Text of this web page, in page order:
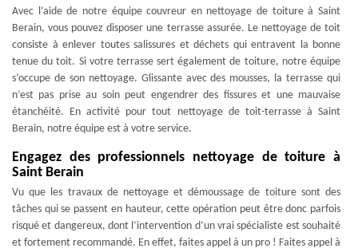
Avec l’aide de notre équipe couvreur en nettoyage de toiture à Saint
Berain, vous pouvez disposer une terrasse assurée. Le nettoyage de toit
consiste à enlever toutes salissures et déchets qui entravent la bonne
tenue du toit. Si votre terrasse sert également de toiture, notre équipe
s’occupe de son nettoyage. Glissante avec des mousses, la terrasse qui
n’est pas prise au soin peut engendrer des fissures et une mauvaise
étanchéité. En activité pour tout nettoyage de toit-terrasse à Saint
Berain, notre équipe est à votre service.
Engagez des professionnels nettoyage de toiture à
Saint Berain
Vu que les travaux de nettoyage et démoussage de toiture sont des
tâches qui se passent en hauteur, cette opération peut être donc parfois
risqué et dangereux, dont l’intervention d’un vrai spécialiste est souhaité
et fortement recommandé. En effet, faites appel à un pro ! Faites appel à